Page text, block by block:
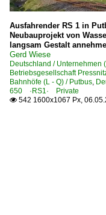
Ausfahrender RS 1 in
Neubauprojekt von
langsam Gestalt
Gerd Wiese
Deutschland / Unternehmen
Betriebsgesellschaft
Bahnhöfe (L - Q) / Putbus,
650 ·RS1· Private
 542 1600x1067 Px,